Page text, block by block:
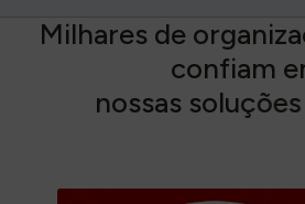
Milhares de organiza
confiam e
nossas soluções